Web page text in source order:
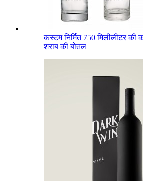
कस्टम निर्मित 750 मिलीलीटर
शराब की बोतल